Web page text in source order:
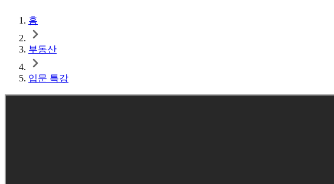
홈
부동산
입문 특강